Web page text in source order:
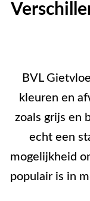
BVL
kleuren en
zoals grijs en
echt een
mogelijkheid
populair is in